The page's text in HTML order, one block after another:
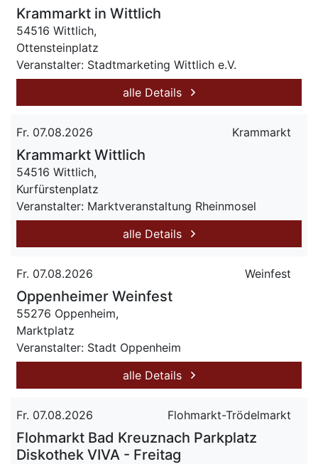
Krammarkt in Wittlich
54516 Wittlich,
Ottensteinplatz
Veranstalter: Stadtmarketing Wittlich e.V.
alle Details
Fr. 07.08.2026 Krammarkt
Krammarkt Wittlich
54516 Wittlich,
Kurfürstenplatz
Veranstalter: Marktveranstaltung Rheinmosel
alle Details
Fr. 07.08.2026 Weinfest
Oppenheimer Weinfest
55276 Oppenheim,
Marktplatz
Veranstalter: Stadt Oppenheim
alle Details
Fr. 07.08.2026 Flohmarkt-Trödelmarkt
Flohmarkt Bad Kreuznach Parkplatz
Diskothek VIVA - Freitag